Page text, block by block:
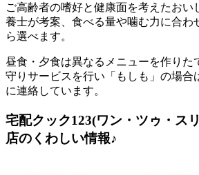
ご高齢者の嗜好と健康面を考えたおい
養士が考案、食べる量や噛む力に合わ
ら選べます。
昼食・夕食は異なるメニューを作りた
守りサービスを行い「もしも」の場合
に連絡しています。
宅配クック123(ワン・ツゥ・ス
店のくわしい情報♪